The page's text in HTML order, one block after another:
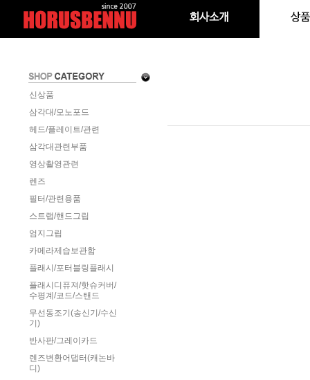
신상품
삼각대/모노포드
헤드/플레이트/관련
삼각대관련부품
영상촬영관련
렌즈
필터/관련용품
스트랩/핸드그립
엄지그립
카메라제습보관함
플래시/포터블링플래시
플래시디퓨져/핫슈커버/
수평계/코드/스탠드
무선동조기(송신기/수신
기)
반사판/그레이카드
렌즈변환어댑터(캐논바
디)